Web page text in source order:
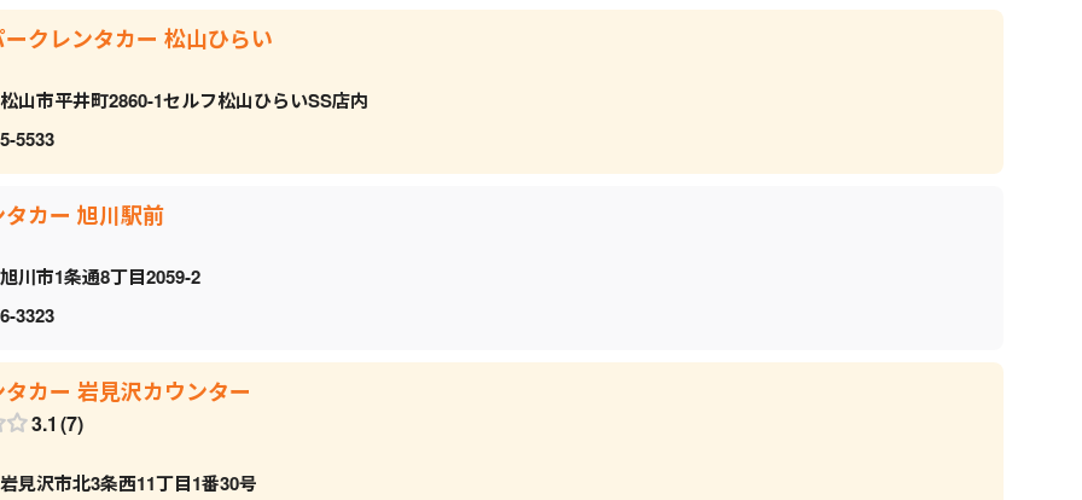
クレンタカー 松山ひらい
山市平井町2860-1セルフ松山ひらいSS店内
5533
カー 旭川駅前
川市1条通8丁目2059‐2
3323
カー 岩見沢カウンター
3.1 7
見沢市北3条西11丁目1番30号